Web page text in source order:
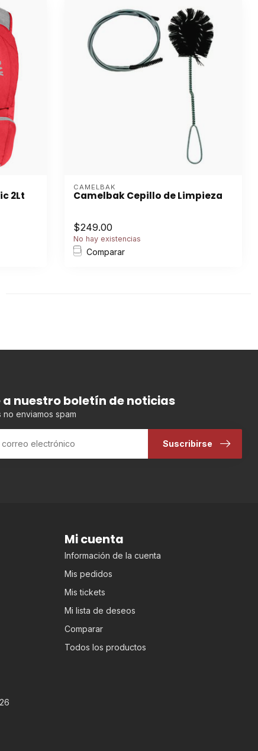
2Lt
CAMELBAK
Camelbak Cepillo de Limpieza
$249.00
No hay existencias
Comparar
a nuestro boletín de noticias
enviamos spam
Suscribirse
Mi cuenta
Información de la cuenta
Mis pedidos
Mis tickets
Mi lista de deseos
Comparar
Todos los productos